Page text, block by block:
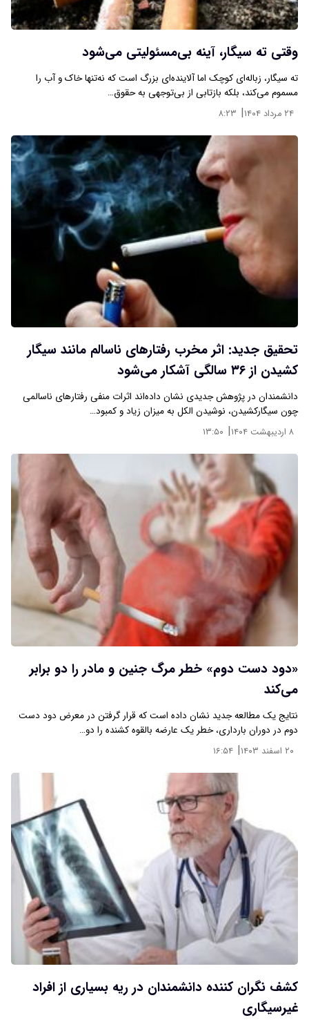
وقتی ته سیگار، آینه بی‌مسئولیتی می‌شود
ته سیگار، زباله‌ای کوچک اما آلاینده‌ای بزرگ است که نه‌تنها خاک و آب را
مسموم می‌کند، بلکه بازتابی از بی‌توجهی به حقوق…
۲۴ مرداد ۱۴۰۴ | ۸:۲۳
تحقیق جدید: اثر مخرب رفتار‌های ناسالم مانند سیگار
کشیدن از ۳۶ سالگی آشکار می‌شود
دانشمندان در پژوهش جدیدی نشان داده‌اند اثرات منفی رفتارهای ناسالمی
چون سیگارکشیدن، نوشیدن الکل به میزان زیاد و کمبود…
۸ اردیبهشت ۱۴۰۴ | ۱۳:۵۰
«دود دست دوم» خطر مرگ جنین و مادر را دو برابر
می‌کند
نتایج یک مطالعه جدید نشان داده است که قرار گرفتن در معرض دود دست
دوم در دوران بارداری، خطر یک عارضه بالقوه کشنده را دو…
۲۰ اسفند ۱۴۰۳ | ۱۶:۵۴
کشف نگران کننده‌ دانشمندان در ریه بسیاری از افراد
غیرسیگاری